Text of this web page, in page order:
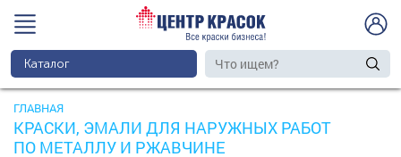
Каталог
ГЛАВНАЯ
КРАСКИ, ЭМАЛИ ДЛЯ НАРУЖНЫХ РАБОТ
ПО МЕТАЛЛУ И РЖАВЧИНЕ